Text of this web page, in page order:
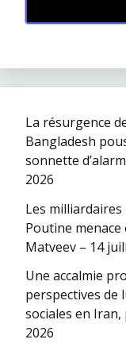
La résurgence
Bangladesh
sonnette
2026
Les
Poutine
Matveev – 14
Une accalmie
perspectives de
sociales en
2026